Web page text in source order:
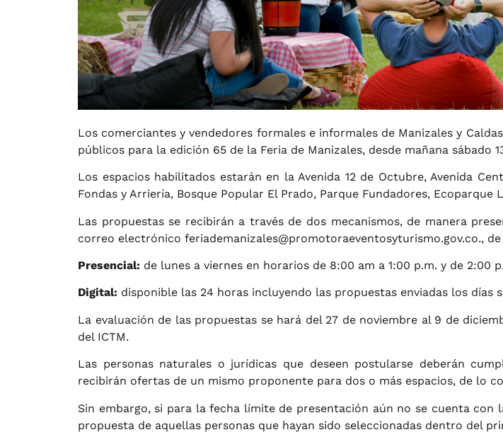
Los comerciantes y vendedores formales e informales de Manizales y
públicos para la edición 65 de la Feria de Manizales, desde mañana sábado
Los espacios habilitados estarán en la Avenida 12 de Octubre, Avenida
Fondas y Arriería, Bosque Popular El Prado, Parque Fundadores, Ecoparque
Las propuestas se recibirán a través de dos mecanismos, de manera
correo electrónico feriademanizales@promotoraeventosyturismo.gov.co.,
Presencial: de lunes a viernes en horarios de 8:00 am a 1:00 p.m. y de 2:00
Digital: disponible las 24 horas incluyendo las propuestas enviadas los días
La evaluación de las propuestas se hará del 27 de noviembre al 9 de
del ICTM.
Las personas naturales o jurídicas que deseen postularse deberán
recibirán ofertas de un mismo proponente para dos o más espacios, de lo
Sin embargo, si para la fecha límite de presentación aún no se cuenta
propuesta de aquellas personas que hayan sido seleccionadas dentro del